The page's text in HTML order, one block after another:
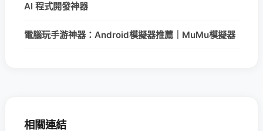
AI 程式開發神器
電腦玩手游神器：Android模擬器推薦｜MuMu模擬器
相關連結